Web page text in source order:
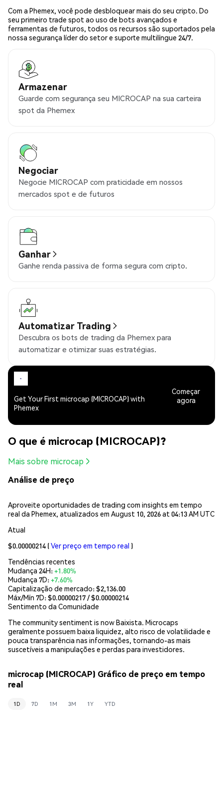
Com a Phemex, você pode desbloquear mais do seu cripto. Do
seu primeiro trade spot ao uso de bots avançados e
ferramentas de futuros, todos os recursos são suportados pela
nossa segurança líder do setor e suporte multilíngue 24/7.
Armazenar
Guarde com segurança seu MICROCAP na sua carteira
spot da Phemex
Negociar
Negocie MICROCAP com praticidade em nossos
mercados spot e de futuros
Ganhar
Ganhe renda passiva de forma segura com cripto.
Automatizar Trading
Descubra os bots de trading da Phemex para
automatizar e otimizar suas estratégias.
Get Your First microcap (MICROCAP) with
Phemex
Começar
agora
O que é microcap (MICROCAP)?
Mais sobre microcap
Análise de preço
Aproveite oportunidades de trading com insights em tempo
real da Phemex, atualizados em August 10, 2026 at 04:13 AM UTC
Atual
$0.00000214 (Ver preço em tempo real )
Tendências recentes
Mudança 24H:+1.80%
Mudança 7D:+7.60%
Capitalização de mercado:$2,136.00
Máx/Mín 7D: $0.00000217/ $0.00000214
Sentimento da Comunidade
The community sentiment is now Baixista. Microcaps
geralmente possuem baixa liquidez, alto risco de volatilidade e
pouca transparência nas informações, tornando-as mais
suscetíveis a manipulações e perdas para investidores.
microcap (MICROCAP) Gráfico de preço em tempo
real
1D 7D 1M 3M 1Y YTD